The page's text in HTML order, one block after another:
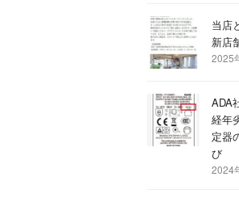
当店
新店
2025
ADA
経年
定器
び
2024